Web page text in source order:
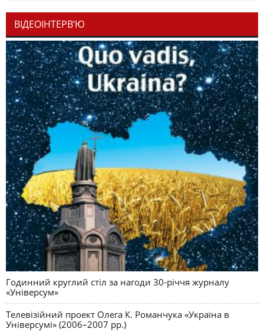
ВІДЕОІНТЕРВ’Ю
Годинний круглий стіл за нагоди 30-річчя журналу
«Універсум»
Телевізійний проект Олега К. Романчука «Україна в
Універсумі» (2006–2007 рр.)